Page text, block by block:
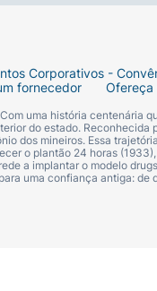
Corporativos -
fornecedor Ofereça
uma história centenária
do estado.
dos mineiros. Essa
o plantão 24 horas
a implantar o modelo
uma confiança antiga: